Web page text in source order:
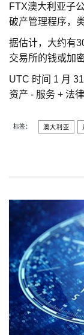
FTX澳大利亚子
破产管理程序，
据估计，大约有
交易所的钱或加
UTC 时间 1 月
资产 - 服务 + 法
标签： 澳大利亚